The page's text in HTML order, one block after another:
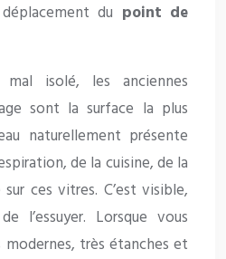
du point de
isolé, les anciennes
sont la surface la plus
naturellement présente
de la cuisine, de la
ces vitres. C’est visible,
l’essuyer. Lorsque vous
très étanches et